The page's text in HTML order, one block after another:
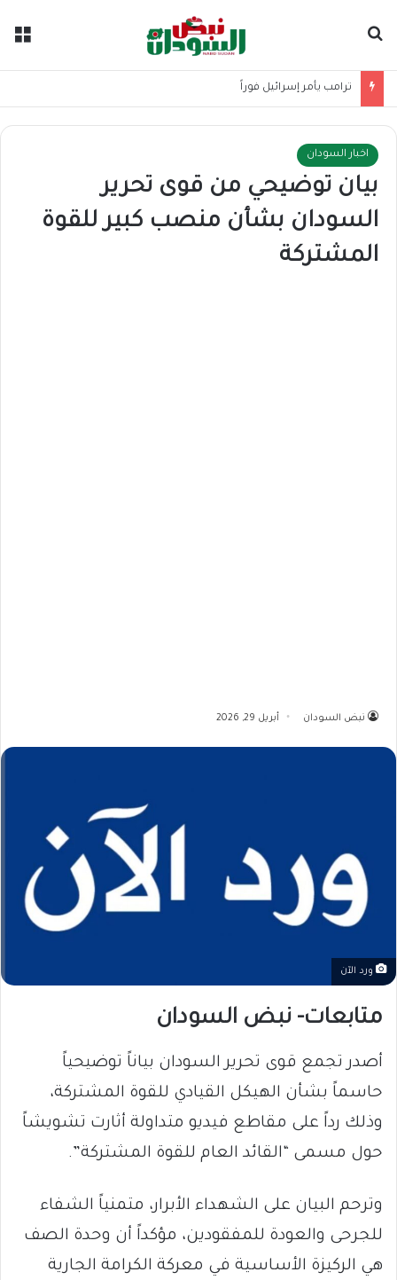
ترامب يأمر إسرائيل فوراً
اخبار السودان
بيان توضيحي من قوى تحرير
السودان بشأن منصب كبير للقوة
المشتركة
نبض السودان أبريل 29, 2026
ورد الآن
متابعات- نبض السودان
​أصدر تجمع قوى تحرير السودان بياناً توضيحياً
حاسماً بشأن الهيكل القيادي للقوة المشتركة،
وذلك رداً على مقاطع فيديو متداولة أثارت تشويشاً
حول مسمى “القائد العام للقوة المشتركة”.
وترحم البيان على الشهداء الأبرار، متمنياً الشفاء
للجرحى والعودة للمفقودين، مؤكداً أن وحدة الصف
هي الركيزة الأساسية في معركة الكرامة الجارية